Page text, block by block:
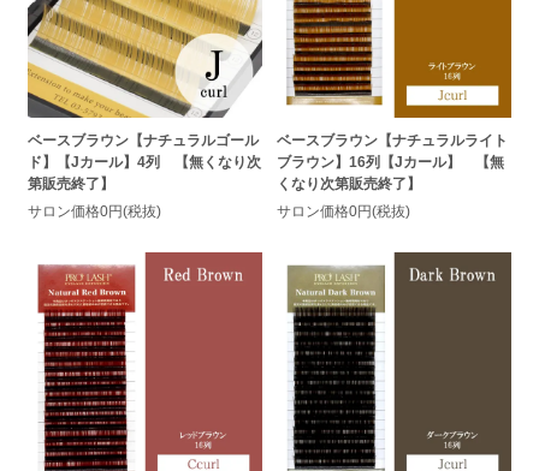
ベースブラウン【ナチュラルゴール
ド】【Jカール】4列 【無くなり次
第販売終了】
サロン価格0円(税抜)
ベースブラウン【ナチュラルライト
ブラウン】16列【Jカール】 【無
くなり次第販売終了】
サロン価格0円(税抜)